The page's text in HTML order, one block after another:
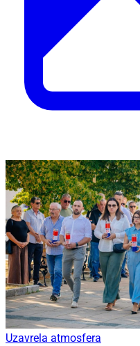
Uzavrela atmosfera